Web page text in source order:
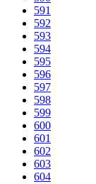
591
592
593
594
595
596
597
598
599
600
601
602
603
604